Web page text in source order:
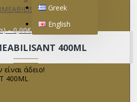
Greek
English
- 0,00€
άδειο!
400ML
400ML